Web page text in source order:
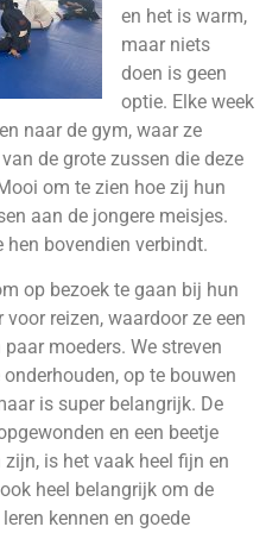
en het is warm,
maar niets
doen is geen
optie. Elke week
naar de gym, waar ze
de grote zussen die deze
om te zien hoe zij hun
aan de jongere meisjes.
hen bovendien verbindt.
op bezoek te gaan bij hun
reizen, waardoor ze een
moeders. We streven
op te bouwen
is super belangrijk. De
en een beetje
is het vaak heel fijn en
heel belangrijk om de
kennen en goede